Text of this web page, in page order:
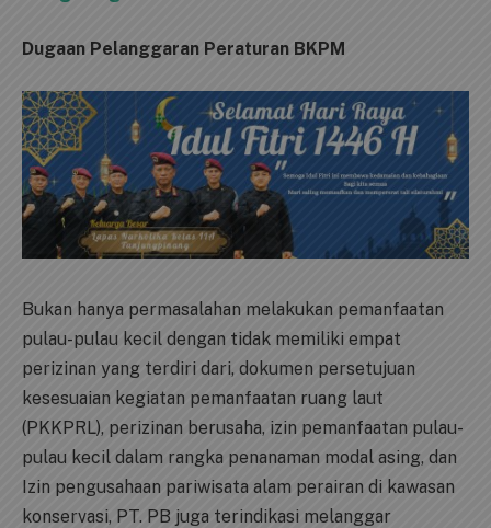
Dugaan Pelanggaran Peraturan BKPM
Bukan hanya permasalahan melakukan pemanfaatan
pulau-pulau kecil dengan tidak memiliki empat
perizinan yang terdiri dari, dokumen persetujuan
kesesuaian kegiatan pemanfaatan ruang laut
(PKKPRL), perizinan berusaha, izin pemanfaatan pulau-
pulau kecil dalam rangka penanaman modal asing, dan
Izin pengusahaan pariwisata alam perairan di kawasan
konservasi, PT. PB juga terindikasi melanggar